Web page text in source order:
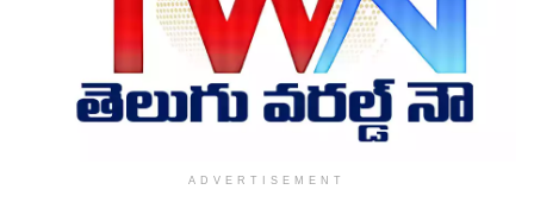
ADVERTISEMENT